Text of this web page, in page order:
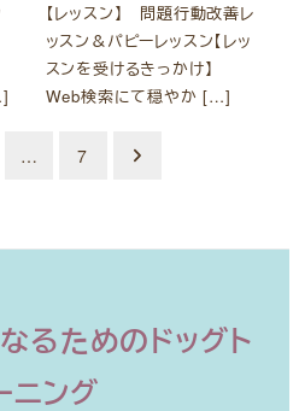
【レッスン】 問題行動改善レ
ッスン＆パピーレッスン【レッ
スンを受けるきっかけ】
Web検索にて穏やか […]
… 7
るためのドッグト
ニング